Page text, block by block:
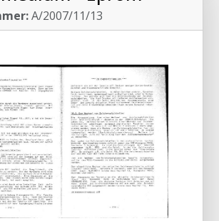
A/2007/11/13